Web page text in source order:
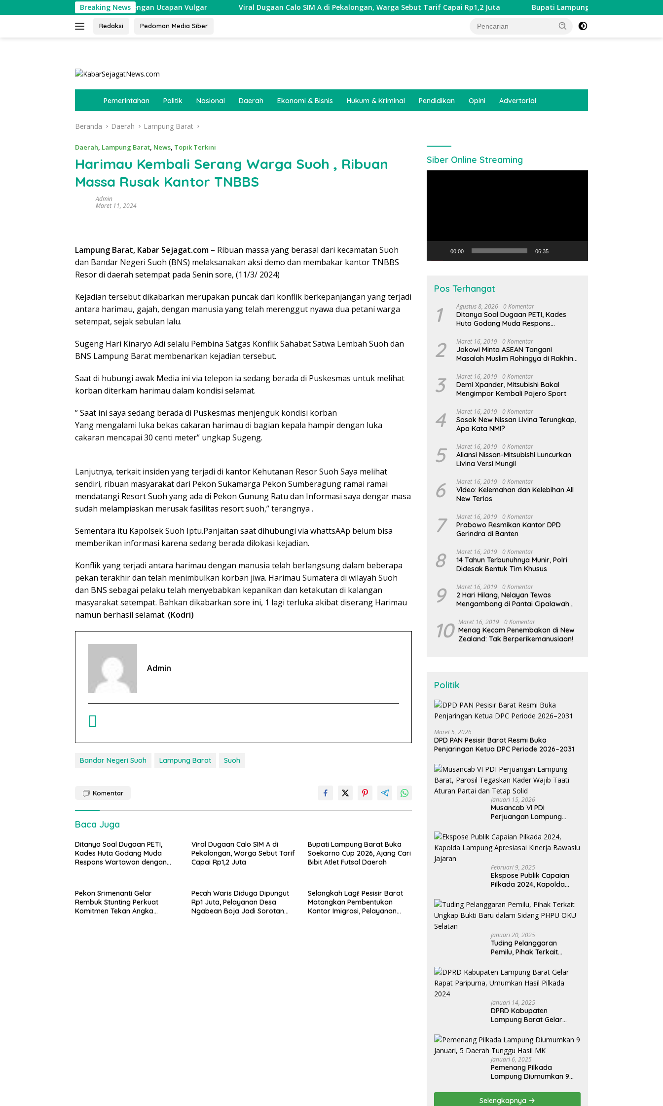
ke
Breaking News
Respons Wartawan dengan Ucapan Vulgar Viral Dugaan Calo SIM A di Pekalongan, Warga Sebut Tarif Capai Rp1,2 Juta Bupati Lampung Barat Buka Soekarno Cup 2026,
Redaksi Pedoman Media Siber
a
a
Pemerintahan Politik Nasional Daerah Ekonomi & Bisnis Hukum & Kriminal Pendidikan Opini Advertorial
Beranda Daerah Lampung Barat
Daerah Lampung Barat News Topik Terkini
Harimau Kembali Serang Warga Suoh , Ribuan
Massa Rusak Kantor TNBBS
Admin
Maret 11, 2024
Lampung Barat, Kabar Sejagat.com – Ribuan massa yang berasal dari kecamatan Suoh
dan Bandar Negeri Suoh (BNS) melaksanakan aksi demo dan membakar kantor TNBBS
Resor di daerah setempat pada Senin sore, (11/3/ 2024)
Kejadian tersebut dikabarkan merupakan puncak dari konflik berkepanjangan yang terjadi
antara harimau, gajah, dengan manusia yang telah merenggut nyawa dua petani warga
setempat, sejak sebulan lalu.
Sugeng Hari Kinaryo Adi selalu Pembina Satgas Konflik Sahabat Satwa Lembah Suoh dan
BNS Lampung Barat membenarkan kejadian tersebut.
Saat di hubungi awak Media ini via telepon ia sedang berada di Puskesmas untuk melihat
korban diterkam harimau dalam kondisi selamat.
” Saat ini saya sedang berada di Puskesmas menjenguk kondisi korban
Yang mengalami luka bekas cakaran harimau di bagian kepala hampir dengan luka
cakaran mencapai 30 centi meter” ungkap Sugeng.
Lanjutnya, terkait insiden yang terjadi di kantor Kehutanan Resor Suoh Saya melihat
sendiri, ribuan masyarakat dari Pekon Sukamarga Pekon Sumberagung ramai ramai
mendatangi Resort Suoh yang ada di Pekon Gunung Ratu dan Informasi saya dengar masa
sudah melampiaskan merusak fasilitas resort suoh,” terangnya .
Sementara itu Kapolsek Suoh Iptu.Panjaitan saat dihubungi via whattsAAp belum bisa
memberikan informasi karena sedang berada dilokasi kejadian.
Konflik yang terjadi antara harimau dengan manusia telah berlangsung dalam beberapa
pekan terakhir dan telah menimbulkan korban jiwa. Harimau Sumatera di wilayah Suoh
dan BNS sebagai pelaku telah menyebabkan kepanikan dan ketakutan di kalangan
masyarakat setempat. Bahkan dikabarkan sore ini, 1 lagi terluka akibat diserang Harimau
namun berhasil selamat. (Kodri)
Admin
Bandar Negeri Suoh Lampung Barat Suoh
Komentar
Baca Juga
Ditanya Soal Dugaan PETI,
Kades Huta Godang Muda
Respons Wartawan dengan
Viral Dugaan Calo SIM A di
Pekalongan, Warga Sebut Tarif
Capai Rp1,2 Juta
Bupati Lampung Barat Buka
Soekarno Cup 2026, Ajang Cari
Bibit Atlet Futsal Daerah
Pekon Srimenanti Gelar
Rembuk Stunting Perkuat
Komitmen Tekan Angka
Pecah Waris Diduga Dipungut
Rp1 Juta, Pelayanan Desa
Ngabean Boja Jadi Sorotan
Selangkah Lagi! Pesisir Barat
Matangkan Pembentukan
Kantor Imigrasi, Pelayanan
Siber Online Streaming
00:00 06:35
Pos Terhangat
1 Agustus 8, 2026 0 Komentar
Ditanya Soal Dugaan PETI, Kades
Huta Godang Muda Respons
2 Maret 16, 2019 0 Komentar
Jokowi Minta ASEAN Tangani
Masalah Muslim Rohingya di Rakhine
3 Maret 16, 2019 0 Komentar
Demi Xpander, Mitsubishi Bakal
Mengimpor Kembali Pajero Sport
4 Maret 16, 2019 0 Komentar
Sosok New Nissan Livina Terungkap,
Apa Kata NMI?
5 Maret 16, 2019 0 Komentar
Aliansi Nissan-Mitsubishi Luncurkan
Livina Versi Mungil
6 Maret 16, 2019 0 Komentar
Video: Kelemahan dan Kelebihan All
New Terios
7 Maret 16, 2019 0 Komentar
Prabowo Resmikan Kantor DPD
Gerindra di Banten
8 Maret 16, 2019 0 Komentar
14 Tahun Terbunuhnya Munir, Polri
Didesak Bentuk Tim Khusus
9 Maret 16, 2019 0 Komentar
2 Hari Hilang, Nelayan Tewas
Mengambang di Pantai Cipalawah
10 Maret 16, 2019 0 Komentar
Menag Kecam Penembakan di New
Zealand: Tak Berperikemanusiaan!
Politik
Maret 5, 2026
DPD PAN Pesisir Barat Resmi Buka
Penjaringan Ketua DPC Periode 2026–2031
Januari 15, 2026
Musancab VI PDI
Perjuangan Lampung
Kader Wajib Taati Aturan
Partai dan Tetap Solid
Februari 9, 2025
Ekspose Publik Capaian
Pilkada 2024, Kapolda
Kinerja Bawaslu Jajaran
Januari 20, 2025
Tuding Pelanggaran
Pemilu, Pihak Terkait
Sidang PHPU OKU Selatan
Januari 14, 2025
DPRD Kabupaten
Lampung Barat Gelar
Umumkan Hasil Pilkada
2024
Januari 6, 2025
Pemenang Pilkada
Lampung Diumumkan 9
Hasil MK
Selengkapnya